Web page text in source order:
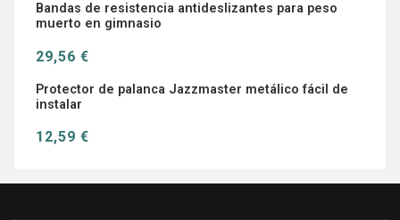
Bandas de resistencia antideslizantes para peso
muerto en gimnasio
29,56 €
Protector de palanca Jazzmaster metálico fácil de
instalar
12,59 €